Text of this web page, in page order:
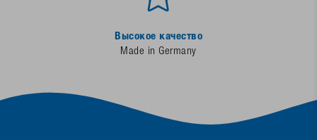
Высокое качество
Made in Germany